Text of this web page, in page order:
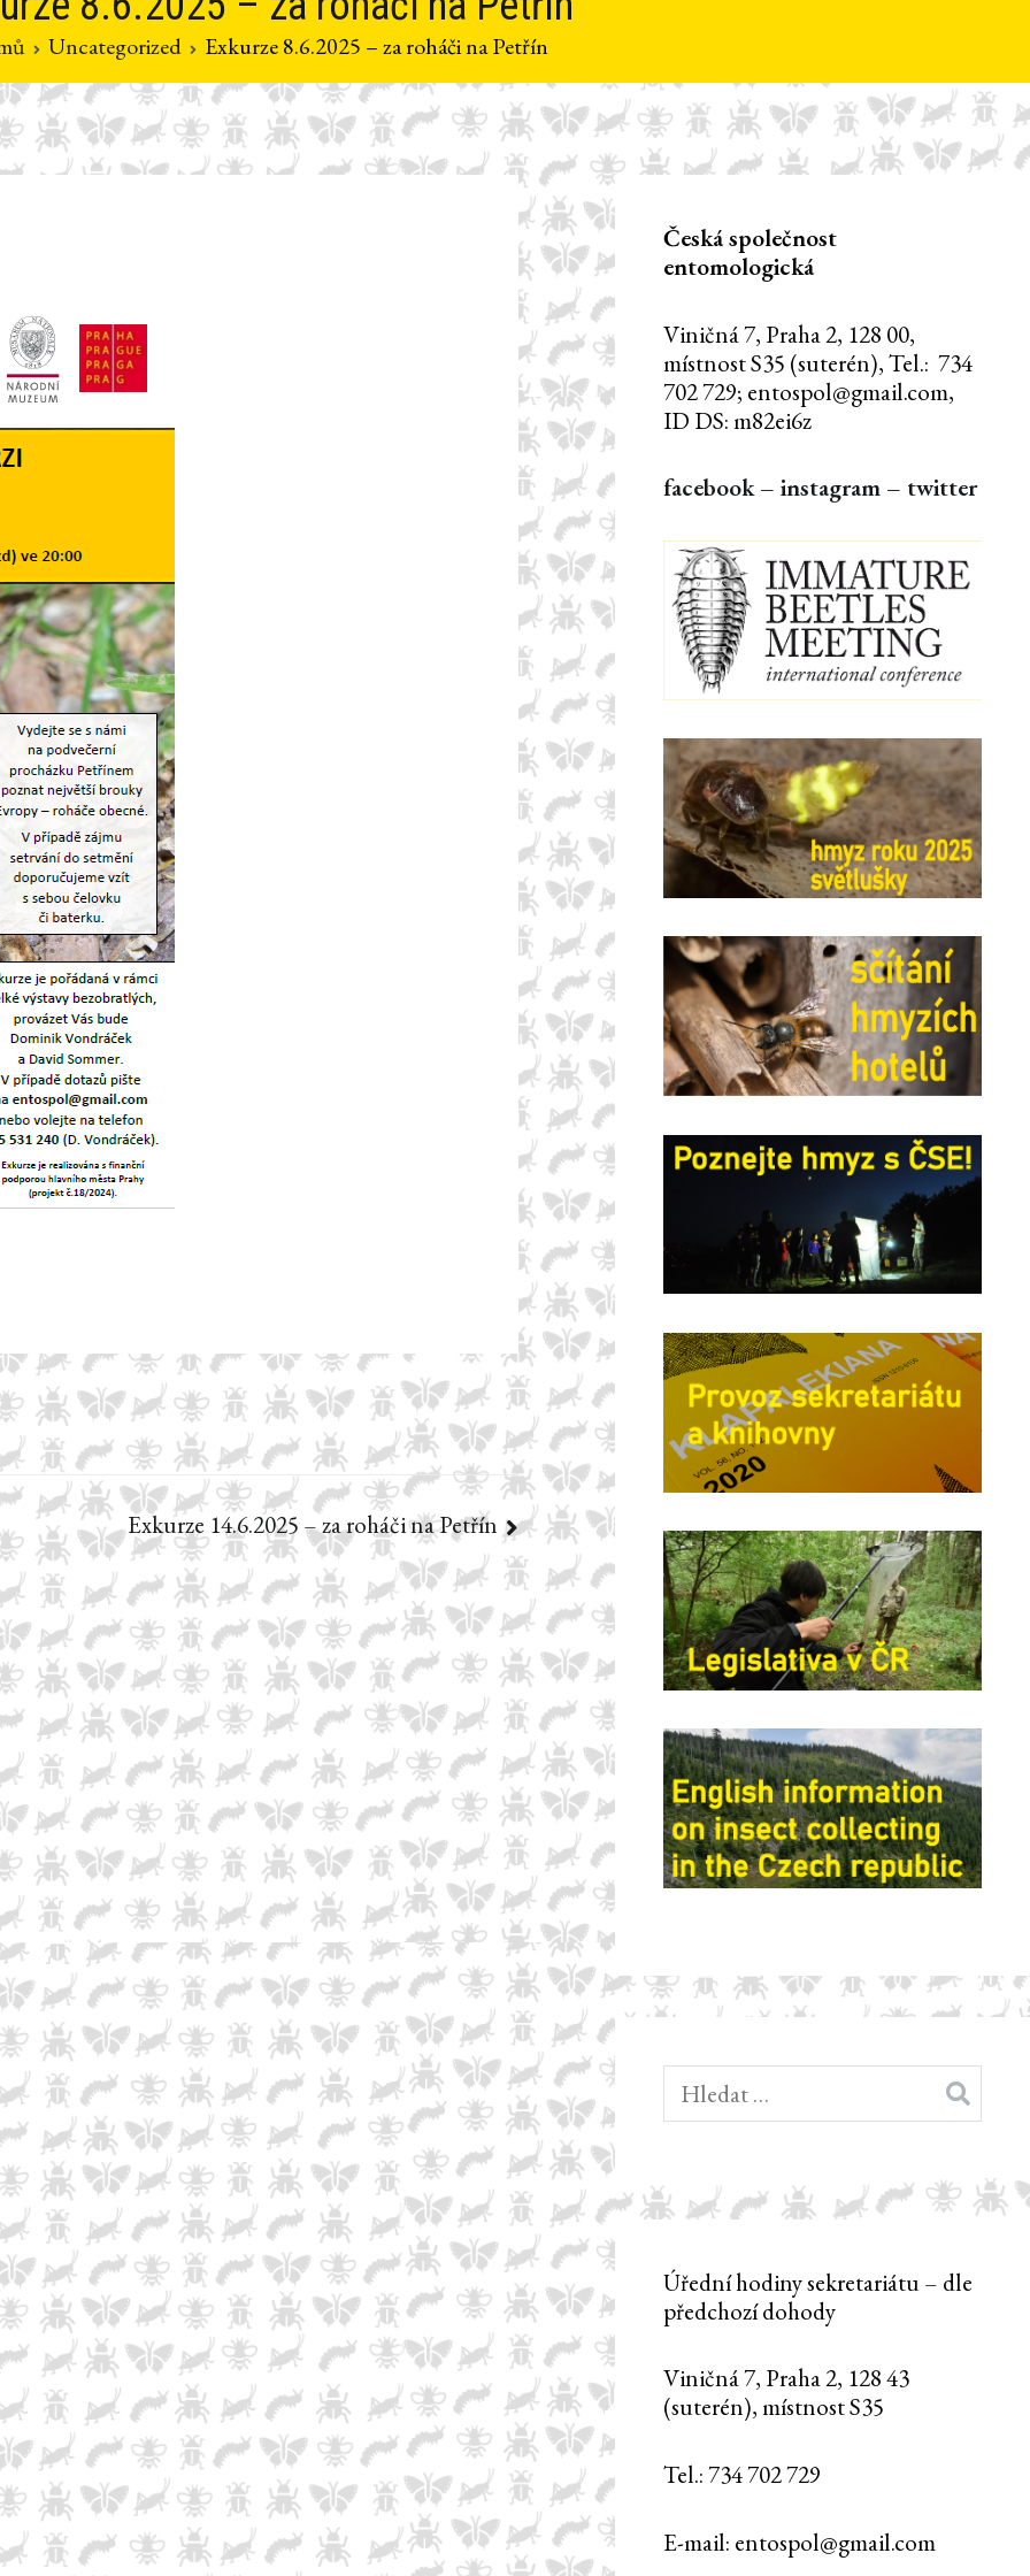
Uncategorized Exkurze 8.6.2025 – za roháči na Petřín
Exkurze 14.6.2025 – za roháči na Petřín
Česká společnost
entomologická
Viničná 7, Praha 2, 128 00,
místnost S35 (suterén), Tel.: 734
702 729; entospol@gmail.com,
ID DS: m82ei6z
facebook– instagram– twitter
Vyhledávání
Úřední hodiny sekretariátu – dle
předchozí dohody
Viničná 7, Praha 2, 128 43
(suterén), místnost S35
Tel.: 734 702 729
E-mail: entospol@gmail.com